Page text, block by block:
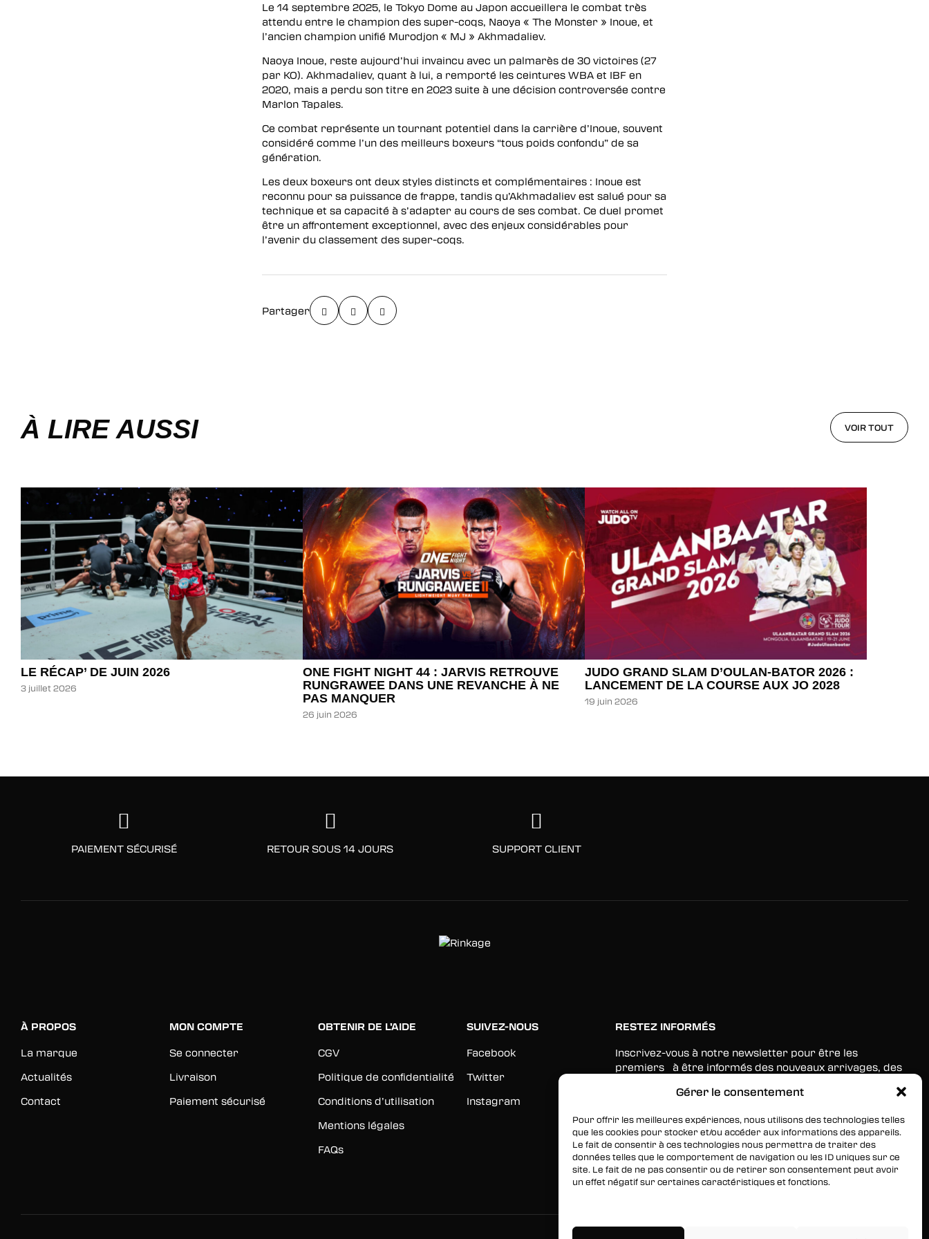
Gérer le consentement
Pour offrir les meilleures expériences, nous utilisons des technologies telles
que les cookies pour stocker et/ou accéder aux informations des appareils.
Le fait de consentir à ces technologies nous permettra de traiter des
données telles que le comportement de navigation ou les ID uniques sur ce
site. Le fait de ne pas consentir ou de retirer son consentement peut avoir
un effet négatif sur certaines caractéristiques et fonctions.
Le 14 septembre 2025, le Tokyo Dome au Japon accueillera le combat très
attendu entre le champion des super-coqs, Naoya « The Monster » Inoue, et
l’ancien champion unifié Murodjon « MJ » Akhmadaliev.
Naoya Inoue, reste aujourd’hui invaincu avec un palmarès de 30 victoires (27
par KO). Akhmadaliev, quant à lui, a remporté les ceintures WBA et IBF en
2020, mais a perdu son titre en 2023 suite à une décision controversée contre
Marlon Tapales.
Ce combat représente un tournant potentiel dans la carrière d’Inoue, souvent
considéré comme l’un des meilleurs boxeurs “tous poids confondu” de sa
génération.
Les deux boxeurs ont deux styles distincts et complémentaires : Inoue est
reconnu pour sa puissance de frappe, tandis qu’Akhmadaliev est salué pour sa
technique et sa capacité à s’adapter au cours de ses combat. Ce duel promet
être un affrontement exceptionnel, avec des enjeux considérables pour
l’avenir du classement des super-coqs.
Partager
À LIRE AUSSI VOIR TOUT
LE RÉCAP’ DE JUIN 2026
3 juillet 2026
ONE FIGHT NIGHT 44 : JARVIS RETROUVE
RUNGRAWEE DANS UNE REVANCHE À NE
PAS MANQUER
26 juin 2026
JUDO GRAND SLAM D’OULAN-BATOR 2026 :
LANCEMENT DE LA COURSE AUX JO 2028
19 juin 2026
PAIEMENT SÉCURISÉ RETOUR SOUS 14 JOURS SUPPORT CLIENT
À PROPOS
La marque
Actualités
Contact
MON COMPTE
Se connecter
Livraison
Paiement sécurisé
OBTENIR DE L’AIDE
CGV
Politique de confidentialité
Conditions d’utilisation
Mentions légales
FAQs
SUIVEZ-NOUS
Facebook
Twitter
Instagram
RESTEZ INFORMÉS
Inscrivez-vous à notre newsletter pour être les
premiers à être informés des nouveaux arrivages, des